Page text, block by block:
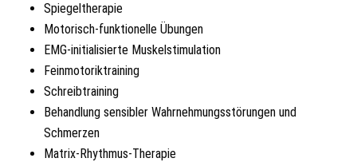
Spiegeltherapie
Motorisch-funktionelle Übungen
EMG-initialisierte Muskelstimulation
Feinmotoriktraining
Schreibtraining
Behandlung sensibler Wahrnehmungsstörungen und
Schmerzen
Matrix-Rhythmus-Therapie